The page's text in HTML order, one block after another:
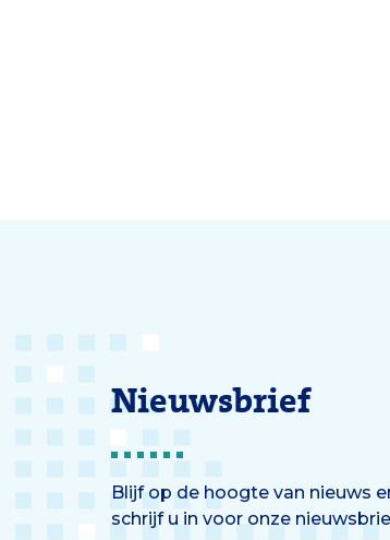
Nieuwsbrief
Blijf op de hoogte van nieuws
schrijf u in voor onze